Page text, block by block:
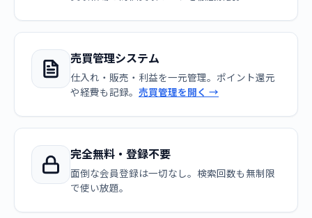
売買管理システム
仕入れ・販売・利益を一元管理。ポイント還元
や経費も記録。 売買管理を開く →
完全無料・登録不要
面倒な会員登録は一切なし。検索回数も無制限
で使い放題。